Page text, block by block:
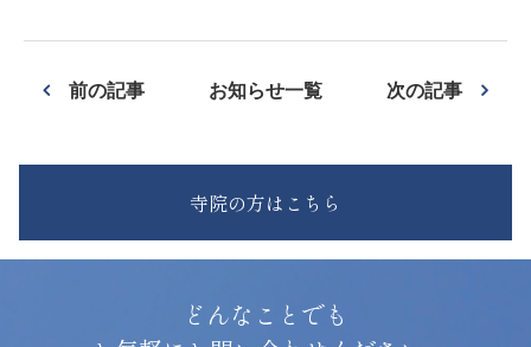
前の記事 お知らせ一覧 次の記事
寺院の方はこちら
どんなことでも